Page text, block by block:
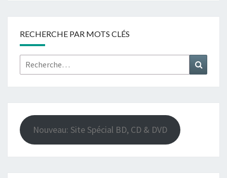
RECHERCHE PAR MOTS CLÉS
Rechercher :
Nouveau: Site Spécial BD, CD & DVD